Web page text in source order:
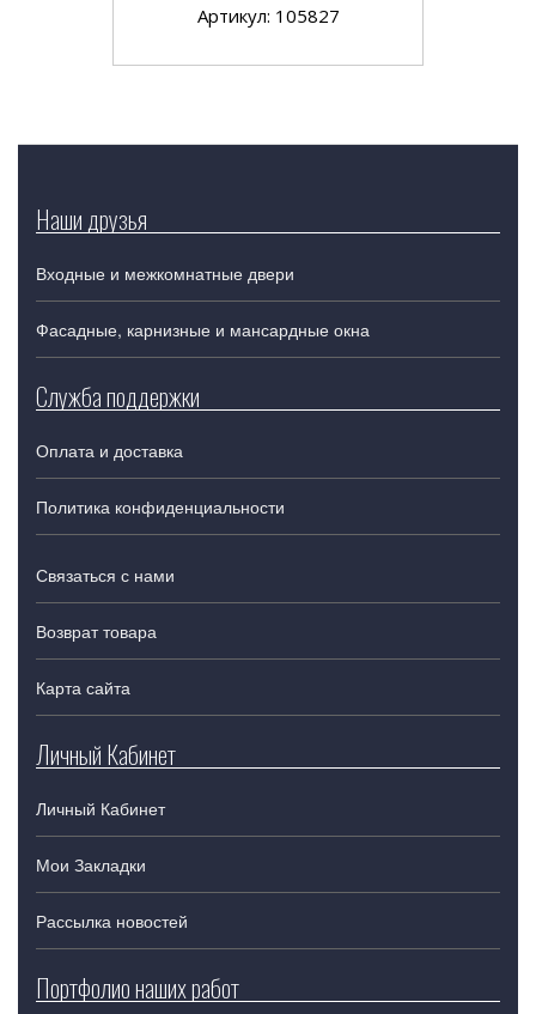
Артикул: 105827
Наши друзья
Входные и межкомнатные двери
Фасадные, карнизные и мансардные окна
Служба поддержки
Оплата и доставка
Политика конфиденциальности
Связаться с нами
Возврат товара
Карта сайта
Личный Кабинет
Личный Кабинет
Мои Закладки
Рассылка новостей
Портфолио наших работ